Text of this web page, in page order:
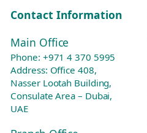
Contact Information
Main Office
Phone: +971 4 370 5995
Address: Office 408,
Nasser Lootah Building,
Consulate Area – Dubai,
UAE